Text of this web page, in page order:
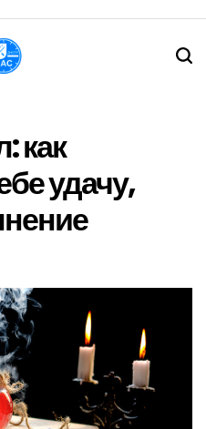
как
удачу,